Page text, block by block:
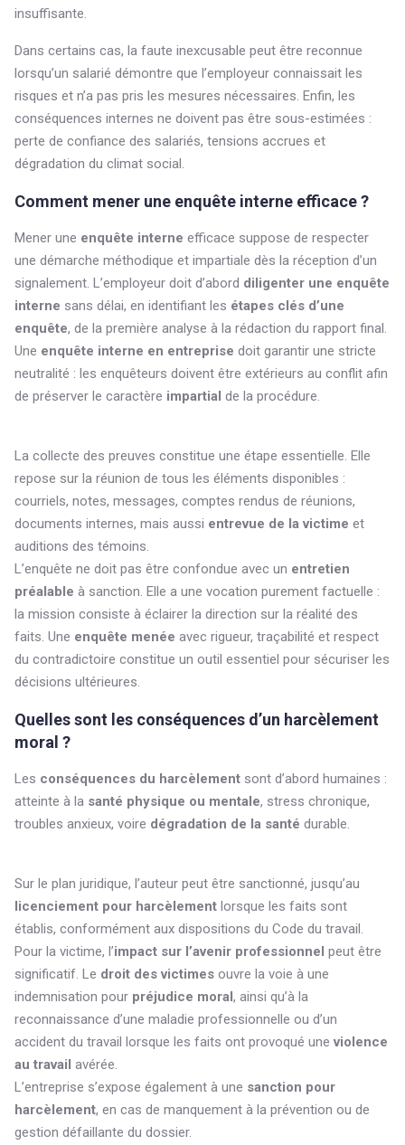
insuffisante.
Dans certains cas, la faute inexcusable peut être reconnue
lorsqu’un salarié démontre que l’employeur connaissait les
risques et n’a pas pris les mesures nécessaires. Enfin, les
conséquences internes ne doivent pas être sous-estimées :
perte de confiance des salariés, tensions accrues et
dégradation du climat social.
Comment mener une enquête interne efficace ?
Mener une enquête interne efficace suppose de respecter
une démarche méthodique et impartiale dès la réception d’un
signalement. L’employeur doit d’abord diligenter une enquête
interne sans délai, en identifiant les étapes clés d’une
enquête, de la première analyse à la rédaction du rapport final.
Une enquête interne en entreprise doit garantir une stricte
neutralité : les enquêteurs doivent être extérieurs au conflit afin
de préserver le caractère impartial de la procédure.
La collecte des preuves constitue une étape essentielle. Elle
repose sur la réunion de tous les éléments disponibles :
courriels, notes, messages, comptes rendus de réunions,
documents internes, mais aussi entrevue de la victime et
auditions des témoins.
L’enquête ne doit pas être confondue avec un entretien
préalable à sanction. Elle a une vocation purement factuelle :
la mission consiste à éclairer la direction sur la réalité des
faits. Une enquête menée avec rigueur, traçabilité et respect
du contradictoire constitue un outil essentiel pour sécuriser les
décisions ultérieures.
Quelles sont les conséquences d’un harcèlement
moral ?
Les conséquences du harcèlement sont d’abord humaines :
atteinte à la santé physique ou mentale, stress chronique,
troubles anxieux, voire dégradation de la santé durable.
Sur le plan juridique, l’auteur peut être sanctionné, jusqu’au
licenciement pour harcèlement lorsque les faits sont
établis, conformément aux dispositions du Code du travail.
Pour la victime, l’impact sur l’avenir professionnel peut être
significatif. Le droit des victimes ouvre la voie à une
indemnisation pour préjudice moral, ainsi qu’à la
reconnaissance d’une maladie professionnelle ou d’un
accident du travail lorsque les faits ont provoqué uneviolence
au travail avérée.
L’entreprise s’expose également à une sanction pour
harcèlement, en cas de manquement à la prévention ou de
gestion défaillante du dossier.